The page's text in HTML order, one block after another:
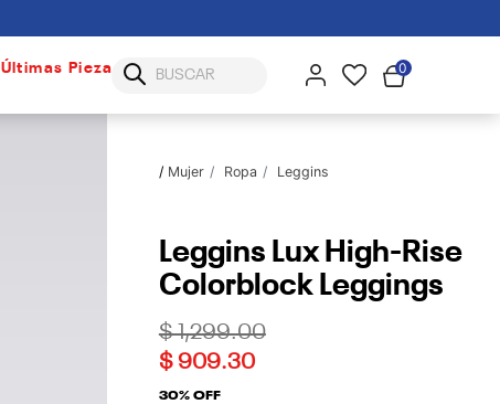
Últimas Piezas 0
Mujer Ropa Leggins
Leggins Lux High-Rise
Colorblock Leggings
Price reduced from
$ 1,299.00to
$ 909.30
30% OFF